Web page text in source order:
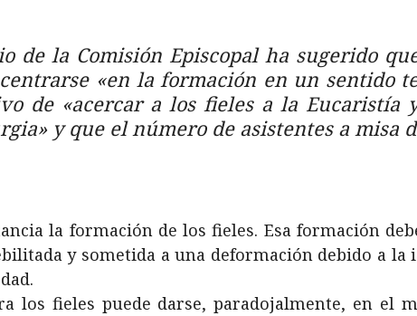
de la Comisión Episcopal ha sugerido
«en la formación en un sentido
de «acercar a los fieles a la Eucaristía
y que el número de asistentes a misa
la formación de los fieles. Esa formación
y sometida a una deformación debido a
los fieles puede darse, paradojalmente, en el